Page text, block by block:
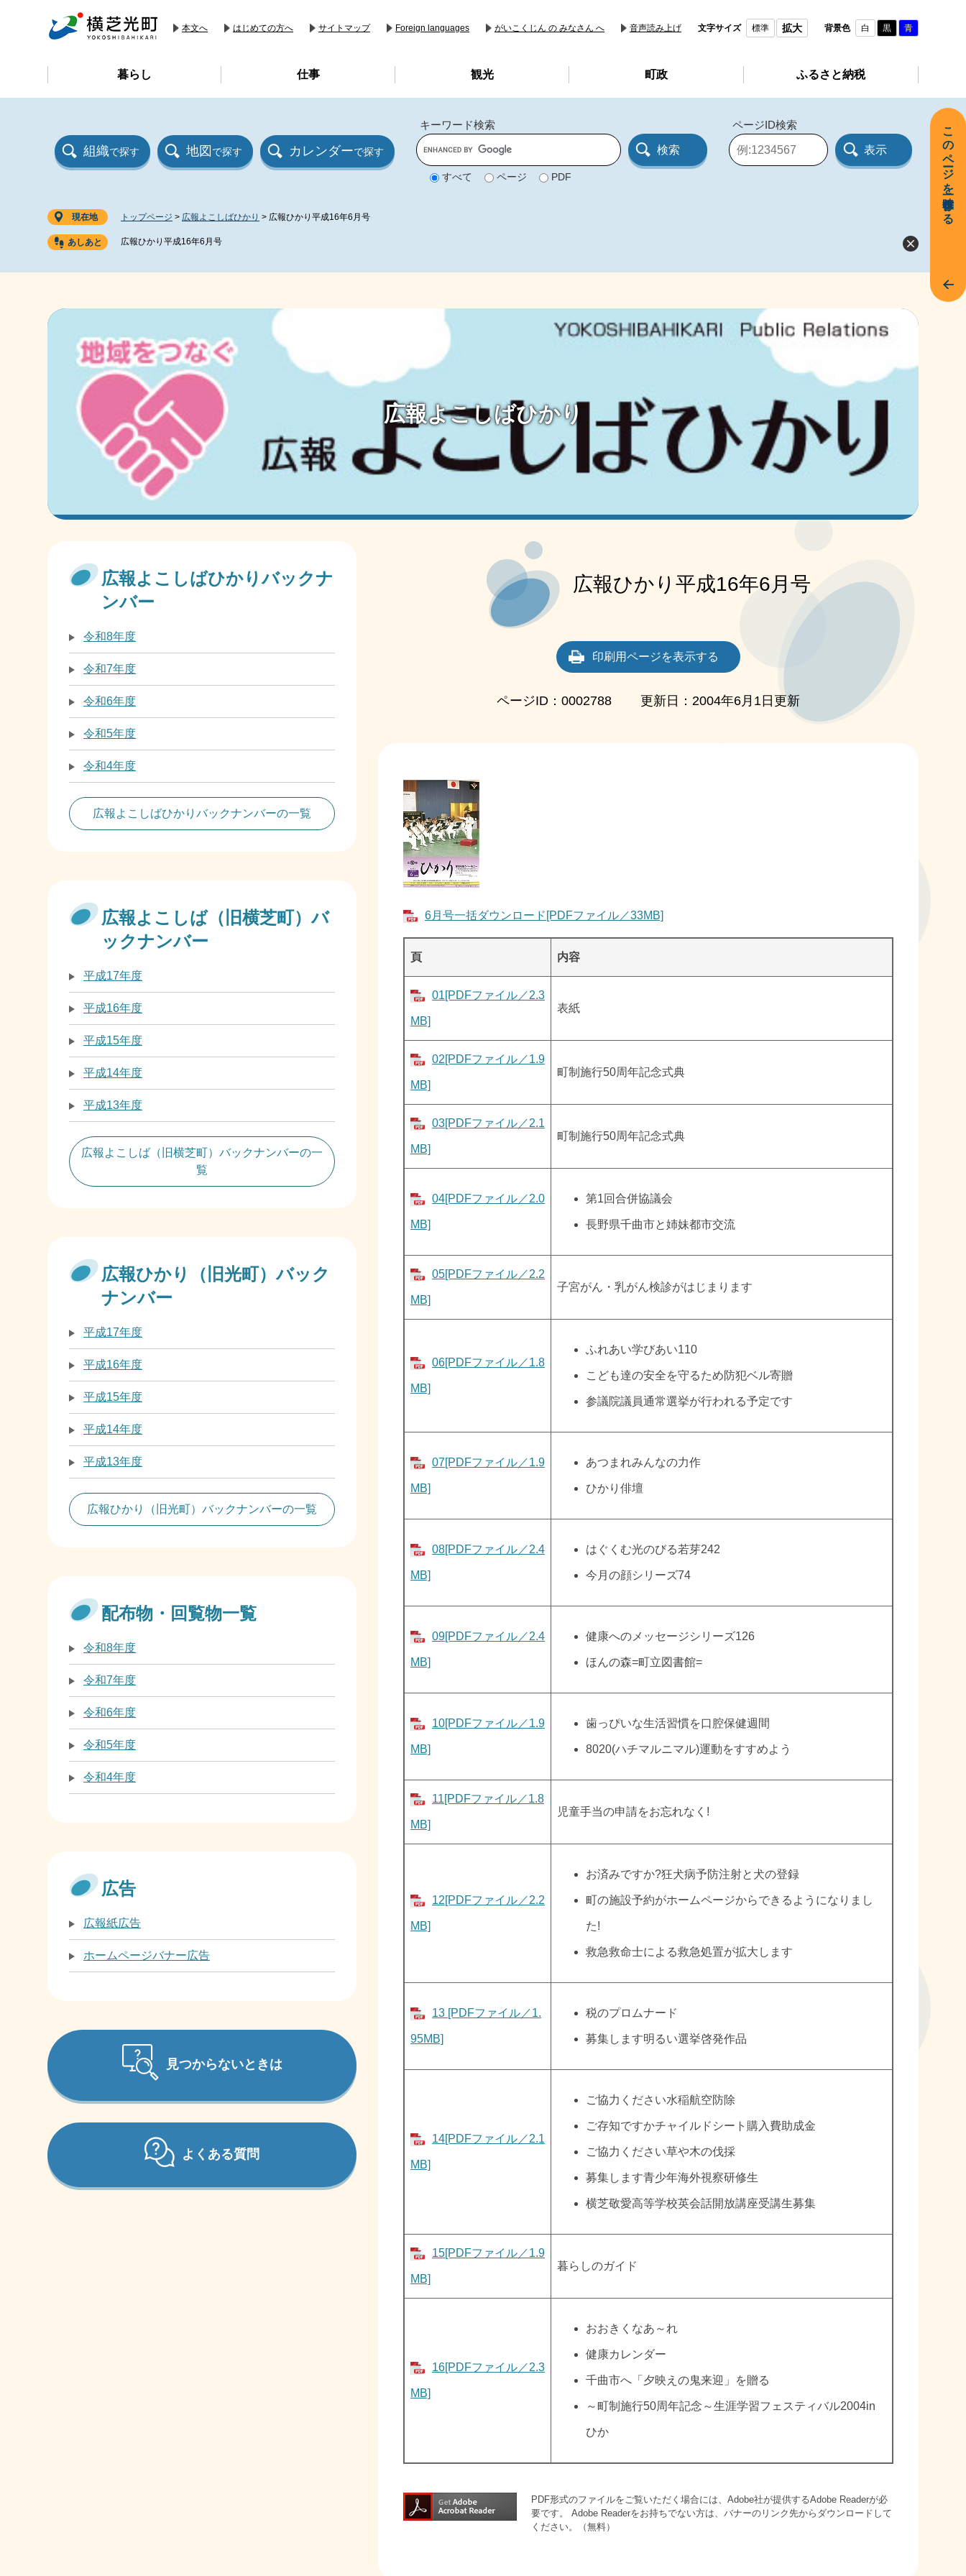
本文へ はじめての方へ サイトマップ Foreign languages がいこくじん の みなさん へ 音声読み上げ 文字サイズ 標準 拡大 背景色 白 黒 青
暮らし 仕事 観光 町政 ふるさと納税
組織で探す 地図 で探す カレンダーで探す
キーワード検索
G
o
o
すべて ページ PDF
ページID検索
ペ
ー
現在地 トップページ > 広報よこしばひかり > 広報ひかり平成16年6月号
広報ひかり平成16年6月号
広報よこしばひかり
広報ひかり平成16年6月号
印刷用ページを表示する
ページID：0002788 更新日：2004年6月1日更新
6月号一括ダウンロード[PDFファイル／33MB]
頁 内容
01[PDFファイル／2.3
MB]
表紙
02[PDFファイル／1.9
MB]
町制施行50周年記念式典
03[PDFファイル／2.1
MB]
町制施行50周年記念式典
04[PDFファイル／2.0
MB]
第1回合併協議会
長野県千曲市と姉妹都市交流
05[PDFファイル／2.2
MB]
子宮がん・乳がん検診がはじまります
06[PDFファイル／1.8
MB]
ふれあい学びあい110
こども達の安全を守るため防犯ベル寄贈
参議院議員通常選挙が行われる予定です
07[PDFファイル／1.9
MB]
あつまれみんなの力作
ひかり俳壇
08[PDFファイル／2.4
MB]
はぐくむ光のびる若芽242
今月の顔シリーズ74
09[PDFファイル／2.4
MB]
健康へのメッセージシリーズ126
ほんの森=町立図書館=
10[PDFファイル／1.9
MB]
歯っぴいな生活習慣を口腔保健週間
8020(ハチマルニマル)運動をすすめよう
11[PDFファイル／1.8
MB]
児童手当の申請をお忘れなく!
12[PDFファイル／2.2
MB]
お済みですか?狂犬病予防注射と犬の登録
町の施設予約がホームページからできるようになりまし
た!
救急救命士による救急処置が拡大します
13 [PDFファイル／1.
95MB]
税のプロムナード
募集します明るい選挙啓発作品
14[PDFファイル／2.1
MB]
ご協力ください水稲航空防除
ご存知ですかチャイルドシート購入費助成金
ご協力ください草や木の伐採
募集します青少年海外視察研修生
横芝敬愛高等学校英会話開放講座受講生募集
15[PDFファイル／1.9
MB]
暮らしのガイド
16[PDFファイル／2.3
MB]
おおきくなあ～れ
健康カレンダー
千曲市へ「夕映えの鬼来迎」を贈る
～町制施行50周年記念～生涯学習フェスティバル2004in
ひか
PDF形式のファイルをご覧いただく場合には、Adobe社が提供するAdobe Readerが必
要です。
Adobe Readerをお持ちでない方は、バナーのリンク先からダウンロードして
ください。（無料）
広報よこしばひかりバックナ
ンバー
令和8年度
令和7年度
令和6年度
令和5年度
令和4年度
広報よこしばひかりバックナンバーの一覧
広報よこしば（旧横芝町）バ
ックナンバー
平成17年度
平成16年度
平成15年度
平成14年度
平成13年度
広報よこしば（旧横芝町）バックナンバーの一
覧
広報ひかり（旧光町）バック
ナンバー
平成17年度
平成16年度
平成15年度
平成14年度
平成13年度
広報ひかり（旧光町）バックナンバーの一覧
配布物・回覧物一覧
令和8年度
令和7年度
令和6年度
令和5年度
令和4年度
広告
広報紙広告
ホームページバナー広告
見つからないときは
よくある質問
このページを一時保存する